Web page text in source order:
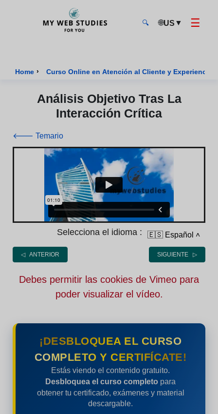
🔍 🌐US ▼ ☰
Home › Curso Online en Atención al Cliente y Experiencia
Análisis Objetivo Tras La
Interacción Crítica
🡐 Temario
Selecciona el idioma : 🇪🇸 Español ˄
◁ ANTERIOR SIGUIENTE ▷
Debes permitir las cookies de Vimeo para
poder visualizar el vídeo.
¡DESBLOQUEA EL CURSO
COMPLETO Y CERTIFÍCATE!
Estás viendo el contenido gratuito.
Desbloquea el curso completo para
obtener tu certificado, exámenes y material
descargable.